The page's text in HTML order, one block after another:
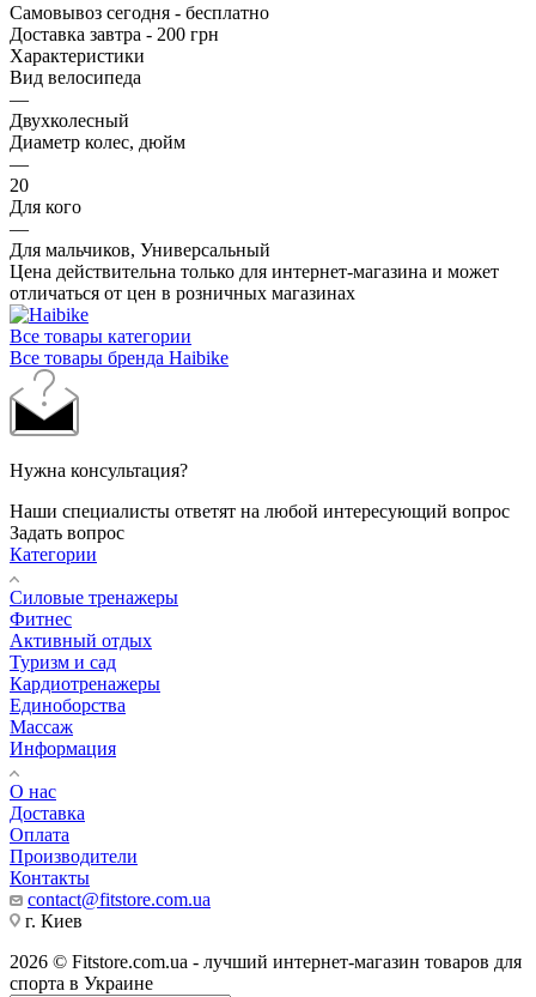
Самовывоз сегодня - бесплатно
Доставка завтра - 200 грн
Характеристики
Вид велосипеда
—
Двухколесный
Диаметр колес, дюйм
—
20
Для кого
—
Для мальчиков, Универсальный
Цена действительна только для интернет-магазина и может
отличаться от цен в розничных магазинах
Все товары категории
Все товары бренда Haibike
Нужна консультация?
Наши специалисты ответят на любой интересующий вопрос
Задать вопрос
Категории
Силовые тренажеры
Фитнес
Активный отдых
Туризм и сад
Кардиотренажеры
Единоборства
Массаж
Информация
О нас
Доставка
Оплата
Производители
Контакты
contact@fitstore.com.ua
г. Киев
2026 © Fitstore.com.ua - лучший интернет-магазин товаров для
спорта в Украине